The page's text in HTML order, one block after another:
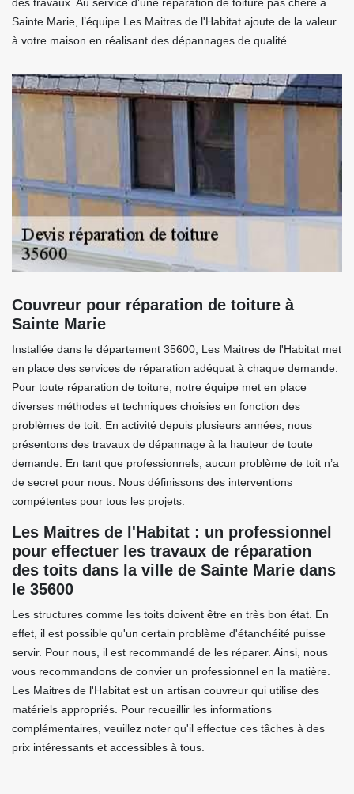
Sainte Marie, l’équipe Les Maitres de l'Habitat ajoute de la valeur
à votre maison en réalisant des dépannages de qualité.
Couvreur pour réparation de toiture à
Sainte Marie
Installée dans le département 35600, Les Maitres de l'Habitat met
en place des services de réparation adéquat à chaque demande.
Pour toute réparation de toiture, notre équipe met en place
diverses méthodes et techniques choisies en fonction des
problèmes de toit. En activité depuis plusieurs années, nous
présentons des travaux de dépannage à la hauteur de toute
demande. En tant que professionnels, aucun problème de toit n’a
de secret pour nous. Nous définissons des interventions
compétentes pour tous les projets.
Les Maitres de l'Habitat : un professionnel
pour effectuer les travaux de réparation
des toits dans la ville de Sainte Marie dans
le 35600
Les structures comme les toits doivent être en très bon état. En
effet, il est possible qu'un certain problème d'étanchéité puisse
servir. Pour nous, il est recommandé de les réparer. Ainsi, nous
vous recommandons de convier un professionnel en la matière.
Les Maitres de l'Habitat est un artisan couvreur qui utilise des
matériels appropriés. Pour recueillir les informations
complémentaires, veuillez noter qu'il effectue ces tâches à des
prix intéressants et accessibles à tous.